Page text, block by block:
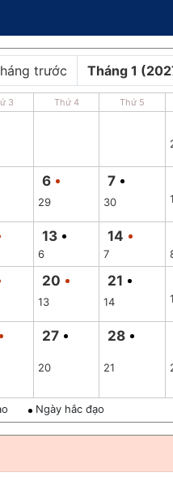
trước Tháng 1
3 Thứ 4 Thứ 5
6
29
7
30
13
6
14
7
20
13
21
14
27
20
28
21
Ngày hắc đạo